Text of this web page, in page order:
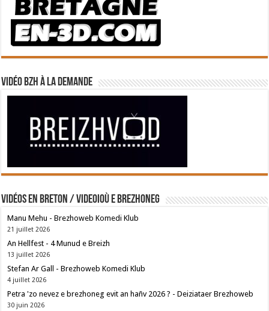
Vidéo BZH à la demande
Vidéos en breton / Videoioù e brezhoneg
Manu Mehu - Brezhoweb Komedi Klub
21 juillet 2026
An Hellfest - 4 Munud e Breizh
13 juillet 2026
Stefan Ar Gall - Brezhoweb Komedi Klub
4 juillet 2026
Petra 'zo nevez e brezhoneg evit an hañv 2026 ? - Deiziataer Brezhoweb
30 juin 2026